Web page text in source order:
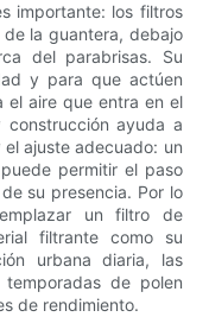
importante: los filtros
la guantera, debajo
del parabrisas. Su
y para que actúen
el aire que entra en el
construcción ayuda a
ajuste adecuado: un
permitir el paso
su presencia. Por lo
un filtro de
filtrante como su
urbana diaria, las
de polen
de rendimiento.